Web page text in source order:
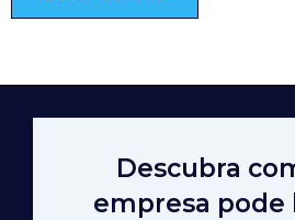
Descubra
empresa pode